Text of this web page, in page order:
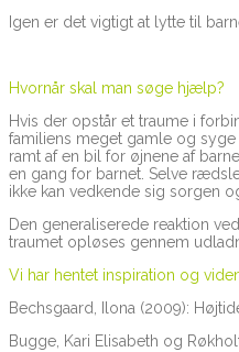
Igen er det vigtigt at lytte til
Hvornår skal man søge hjælp?
Hvis der opstår et traume i
familiens meget gamle og
ramt af en bil for øjnene af
en gang for barnet. Selve
ikke kan vedkende sig sorgen
Den generaliserede reaktion
traumet opløses gennem
Vi har hentet inspiration og
Bechsgaard, Ilona (2009):
Bugge, Kari Elisabeth og